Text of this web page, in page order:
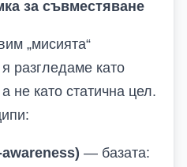
за съвместяване
„мисията“
разгледаме като
не като статична цел.
— базата: